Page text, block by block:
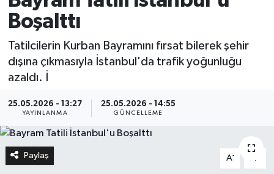
Boşalttı
Tatilcilerin Kurban Bayramını fırsat bilerek şehir
dışına çıkmasıyla İstanbul'da trafik yoğunluğu
azaldı. İ
25.05.2026 - 13:27
YAYINLANMA
25.05.2026 - 14:55
GÜNCELLEME
Paylaş A- A
Ekonomi
Teknoloji
Süper Lig Puan Durumu ve Fikstür
Tüm Manşetler
Haber Arşivi